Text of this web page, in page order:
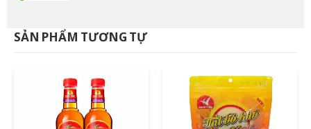
33,000 ₫.
SẢN PHẨM TƯƠNG TỰ